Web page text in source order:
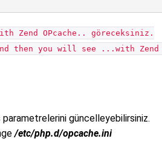
Zend OPcache.. göreceksiniz.
then you will see ...with
güncelleyebilirsiniz.
/etc/php.d/opcache.ini